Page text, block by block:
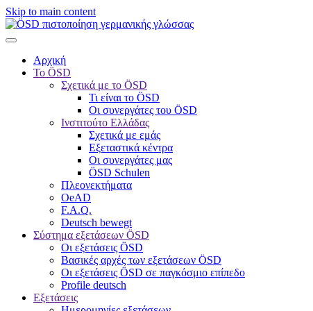
Skip to main content
Αρχική
Το ÖSD
Σχετικά με το ÖSD
Τι είναι το ÖSD
Οι συνεργάτες του ÖSD
Ινστιτούτο Ελλάδας
Σχετικά με εμάς
Εξεταστικά κέντρα
Οι συνεργάτες μας
ÖSD Schulen
Πλεονεκτήματα
OeAD
F.A.Q.
Deutsch bewegt
Σύστημα εξετάσεων ÖSD
Οι εξετάσεις ÖSD
Βασικές αρχές των εξετάσεων ÖSD
Οι εξετάσεις ÖSD σε παγκόσμιο επίπεδο
Profile deutsch
Εξετάσεις